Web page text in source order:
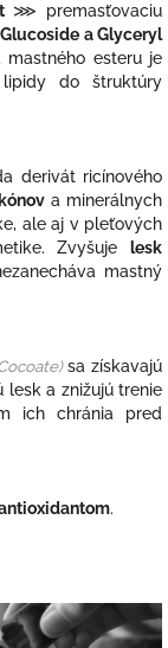
⋙ premasťovaciu
a Glyceryl
mastného esteru je
lipidy do štruktúry
derivát ricínového
a minerálnych
ale aj v pleťových
Zvyšuje lesk
mastný
sa získavajú
lesk a znižujú trenie
ich chránia pred
.